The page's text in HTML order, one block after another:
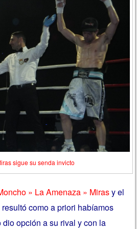
sigue su senda invicto
» La Amenaza » Mirasy el
resultó como a priori habíamos
opción a su rival y con la